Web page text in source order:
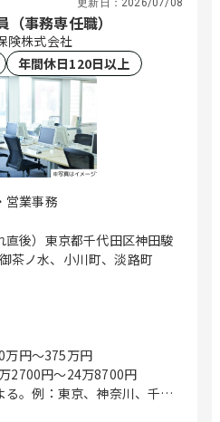
更新日： 2026/07/08
事務専任職）
険株式会社
年間休日120日以上
営業事務
直後）東京都千代田区神田駿
茶ノ水、小川町、淡路町
万円〜375万円
2700円〜24万8700円
る。例：東京、神奈川、千